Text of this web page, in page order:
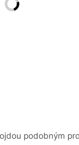
podobným